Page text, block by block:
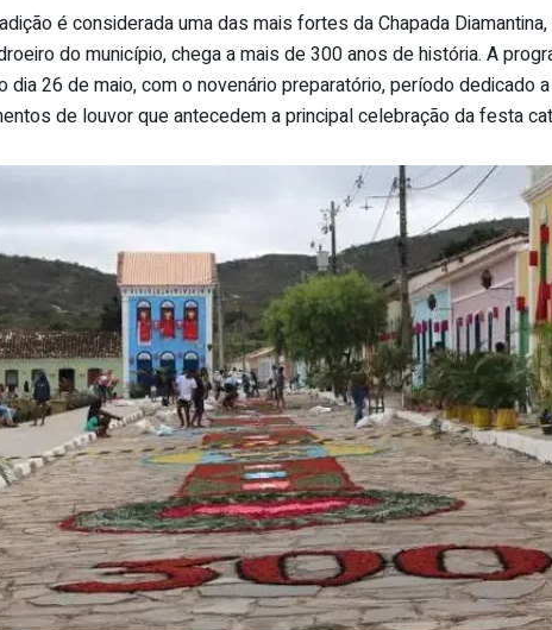
é considerada uma das mais fortes da Chapada
do município, chega a mais de 300 anos de história. A
dia 26 de maio, com o novenário preparatório, período dedicado
de louvor que antecedem a principal celebração da festa